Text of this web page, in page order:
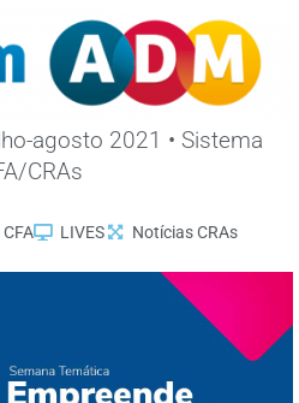
agosto 2021 • Sistema
CRAs
LIVES Notícias CRAs